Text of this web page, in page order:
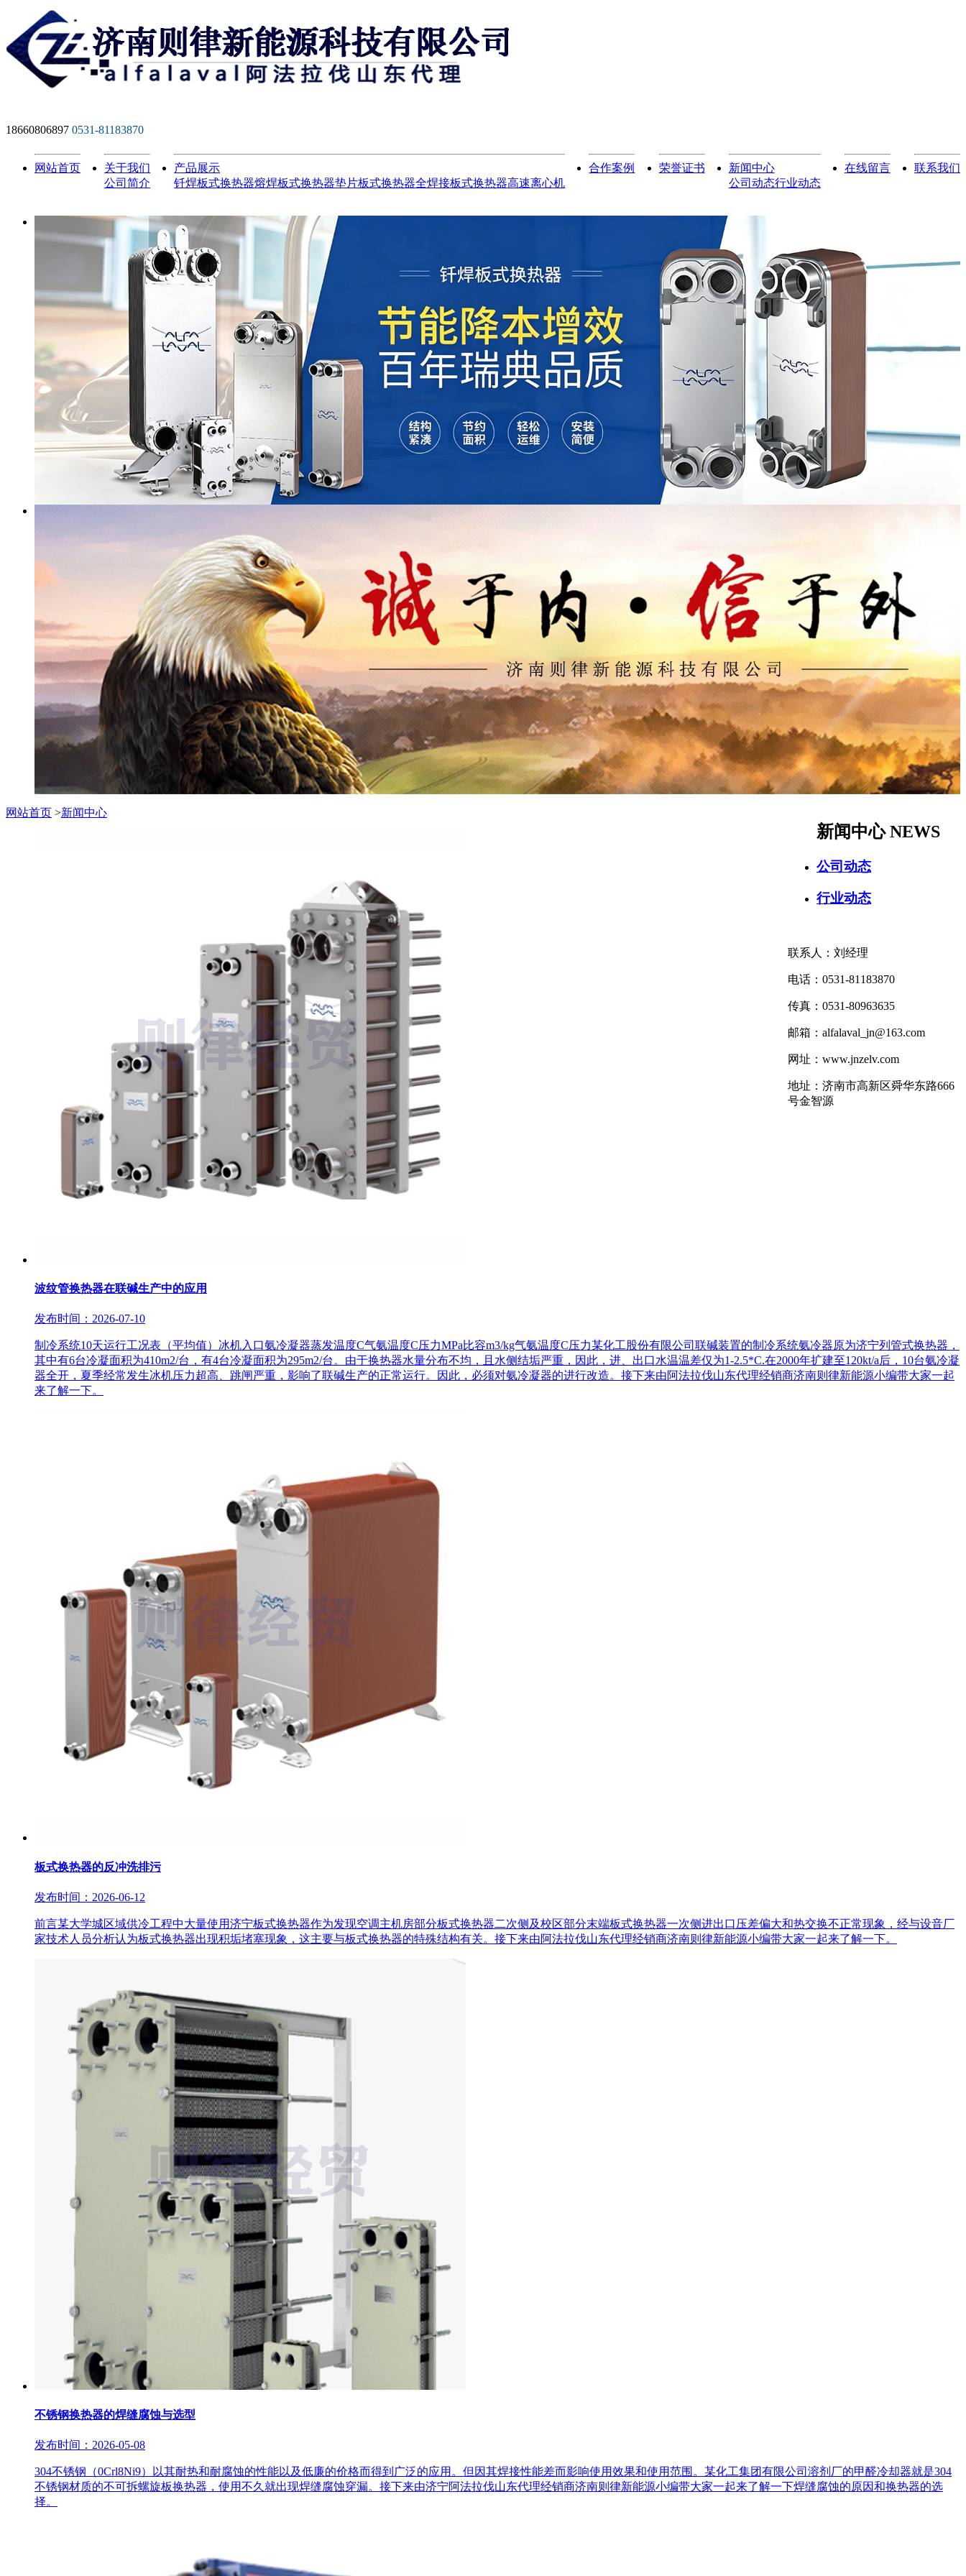
18660806897 0531-81183870
网站首页
关于我们
公司简介
产品展示
钎焊板式换热器熔焊板式换热器垫片板式换热器全焊接板式换热器高速离心机
合作案例 荣誉证书
新闻中心
公司动态行业动态
在线留言 联系我们
新闻中心NEWS
公司动态
行业动态
联系人：刘经理
电话：0531-81183870
传真：0531-80963635
邮箱：alfalaval_jn@163.com
网址：www.jnzelv.com
地址：济南市高新区舜华东路666
号金智源
网站首页 >新闻中心
波纹管换热器在联碱生产中的应用
发布时间：2026-07-10
制冷系统10天运行工况表（平均值）冰机入口氨冷凝器蒸发温度C气氨温度C压力MPa比容m3/kg气氨温度C压力某化工股份有限公司联碱装置的制冷系统氨冷器原为济宁列管式换热器，
其中有6台冷凝面积为410m2/台，有4台冷凝面积为295m2/台。由于换热器水量分布不均，且水侧结垢严重，因此，进、出口水温温差仅为1-2.5*C.在2000年扩建至120kt/a后，10台氨冷凝
器全开，夏季经常发生冰机压力超高、跳闸严重，影响了联碱生产的正常运行。因此，必须对氨冷凝器的进行改造。接下来由阿法拉伐山东代理经销商济南则律新能源小编带大家一起
来了解一下。
板式换热器的反冲洗排污
发布时间：2026-06-12
前言某大学城区域供冷工程中大量使用济宁板式换热器作为发现空调主机房部分板式换热器二次侧及校区部分末端板式换热器一次侧进出口压差偏大和热交换不正常现象，经与设音厂
家技术人员分析认为板式换热器出现积垢堵塞现象，这主要与板式换热器的特殊结构有关。接下来由阿法拉伐山东代理经销商济南则律新能源小编带大家一起来了解一下。
不锈钢换热器的焊缝腐蚀与选型
发布时间：2026-05-08
304不锈钢（0Crl8Ni9）以其耐热和耐腐蚀的性能以及低廉的价格而得到广泛的应用。但因其焊接性能差而影响使用效果和使用范围。某化工集团有限公司溶剂厂的甲醛冷却器就是304
不锈钢材质的不可拆螺旋板换热器，使用不久就出现焊缝腐蚀穿漏。接下来由济宁阿法拉伐山东代理经销商济南则律新能源小编带大家一起来了解一下焊缝腐蚀的原因和换热器的选
择。